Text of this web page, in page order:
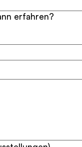
erfahren?